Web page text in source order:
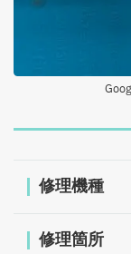
修理機種
修理箇所